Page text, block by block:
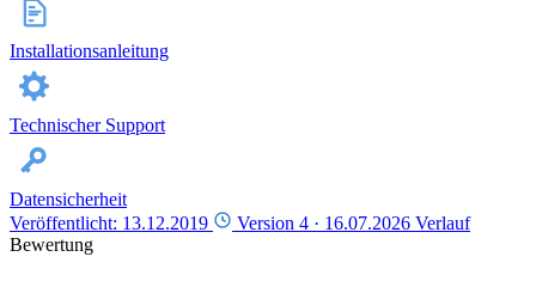
Installationsanleitung
Technischer Support
Datensicherheit
Veröffentlicht: 13.12.2019
Version 4 · 16.07.2026 Verlauf
Bewertung